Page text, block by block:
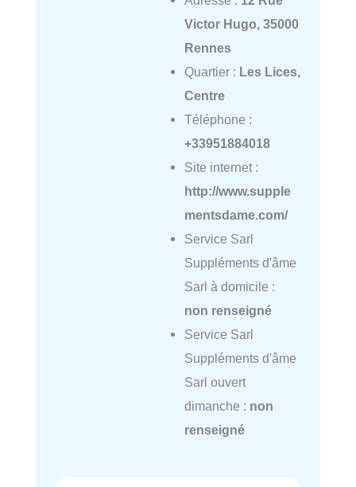
Victor Hugo, 35000
Rennes
Quartier : Les Lices,
Centre
Téléphone :
+33951884018
Site internet :
http://www.supple
mentsdame.com/
Service Sarl
Suppléments d'âme
Sarl à domicile :
non renseigné
Service Sarl
Suppléments d'âme
Sarl ouvert
dimanche : non
renseigné